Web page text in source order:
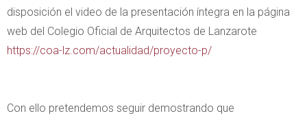
disposición el video de la presentación íntegra en la página
web del Colegio Oficial de Arquitectos de Lanzarote
https://coa-lz.com/actualidad/proyecto-p/
Con ello pretendemos seguir demostrando que